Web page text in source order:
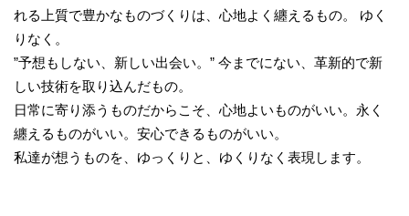
れる上質で豊かなものづくりは、心地よく纏えるもの。 ゆく
りなく。
”予想もしない、新しい出会い。” 今までにない、革新的で新
しい技術を取り込んだもの。
日常に寄り添うものだからこそ、心地よいものがいい。永く
纏えるものがいい。安心できるものがいい。
私達が想うものを、ゆっくりと、ゆくりなく表現します。